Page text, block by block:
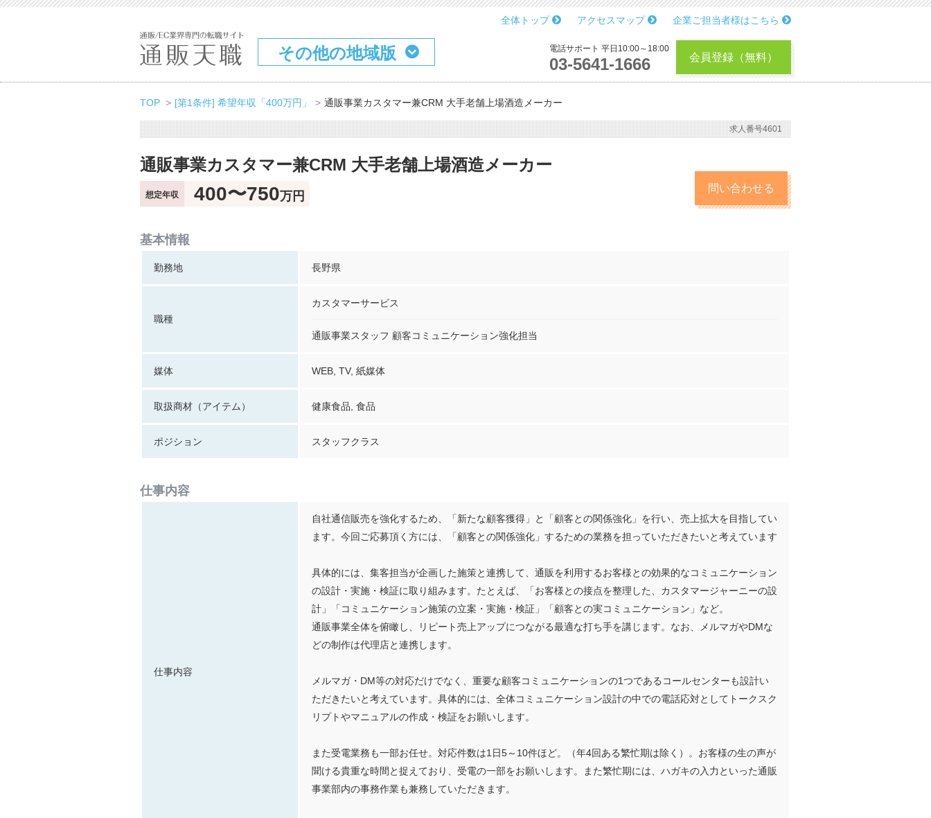
全体トップ アクセスマップ 企業ご担当者様はこちら
その他の地域版 電話サポート 平日10:00～18:00
03-5641-1666 会員登録（無料）
TOP [第1条件] 希望年収「400万円」 通販事業カスタマー兼CRM 大手老舗上場酒造メーカー
求人番号4601
通販事業カスタマー兼CRM 大手老舗上場酒造メーカー
想定年収 400〜750万円
問い合わせる
基本情報
勤務地 長野県
職種
カスタマーサービス
通販事業スタッフ 顧客コミュニケーション強化担当
媒体 WEB, TV, 紙媒体
取扱商材（アイテム） 健康食品, 食品
ポジション スタッフクラス
仕事内容
仕事内容
自社通信販売を強化するため、「新たな顧客獲得」と「顧客との関係強化」を行い、売上拡大を目指してい
ます。今回ご応募頂く方には、「顧客との関係強化」するための業務を担っていただきたいと考えています
具体的には、集客担当が企画した施策と連携して、通販を利用するお客様との効果的なコミュニケーション
の設計・実施・検証に取り組みます。たとえば、「お客様との接点を整理した、カスタマージャーニーの設
計」「コミュニケーション施策の立案・実施・検証」「顧客との実コミュニケーション」など。
通販事業全体を俯瞰し、リピート売上アップにつながる最適な打ち手を講じます。なお、メルマガやDMな
どの制作は代理店と連携します。
メルマガ・DM等の対応だけでなく、重要な顧客コミュニケーションの1つであるコールセンターも設計い
ただきたいと考えています。具体的には、全体コミュニケーション設計の中での電話応対としてトークスク
リプトやマニュアルの作成・検証をお願いします。
また受電業務も一部お任せ。対応件数は1日5～10件ほど。（年4回ある繁忙期は除く）。お客様の生の声が
聞ける貴重な時間と捉えており、受電の一部をお願いします。また繁忙期には、ハガキの入力といった通販
事業部内の事務作業も兼務していただきます。